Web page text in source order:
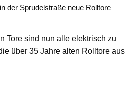
der Sprudelstraße neue Rolltore
Tore sind nun alle elektrisch zu
über 35 Jahre alten Rolltore aus